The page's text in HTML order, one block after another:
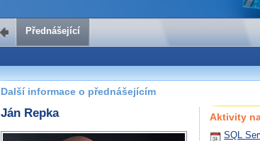
Přednášející
Další informace o přednášejícím
Ján Repka Aktivity
SQL